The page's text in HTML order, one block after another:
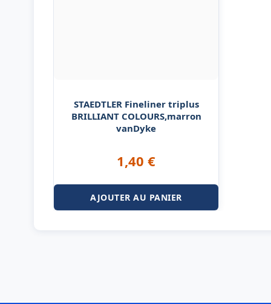
STAEDTLER Fineliner triplus
BRILLIANT COLOURS,marron
vanDyke
1,40 €
AJOUTER AU PANIER